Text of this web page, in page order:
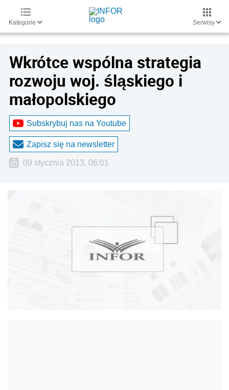
Kategorie Serwisy
Wkrótce wspólna strategia
rozwoju woj. śląskiego i
małopolskiego
Subskrybuj nas na Youtube
Zapisz się na newsletter
09 stycznia 2013, 06:01